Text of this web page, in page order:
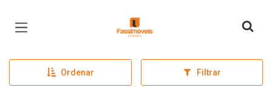
Página inicial
Ordenar Filtrar